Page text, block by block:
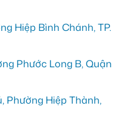
Hiệp Bình Chánh, TP.
Phước Long B, Quận
Phường Hiệp Thành,